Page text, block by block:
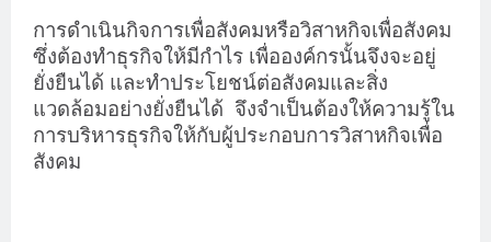
การดำเนินกิจการเพื่อสังคมหรือวิสาหกิจเพื่อสังคม
ซึ่งต้องทำธุรกิจให้มีกำไร เพื่อองค์กรนั้นจึงจะอยู่
ยั่งยืนได้ และทำประโยชน์ต่อสังคมและสิ่ง
แวดล้อมอย่างยั่งยืนได้ จึงจำเป็นต้องให้ความรู้ใน
การบริหารธุรกิจให้กับผู้ประกอบการวิสาหกิจเพื่อ
สังคม